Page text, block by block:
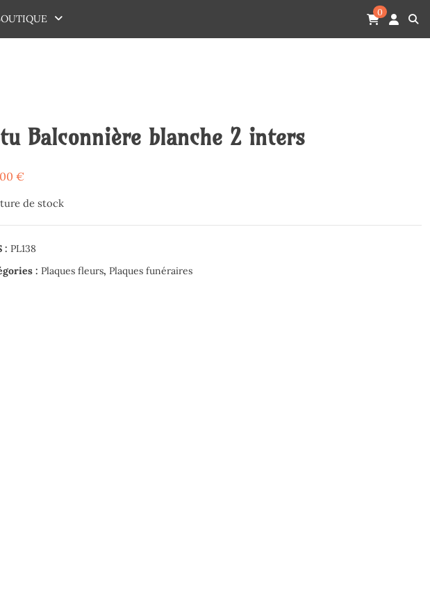
0
Balconnière blanche 2 inters
€
de stock
:PL138
:Plaques fleurs,Plaques funéraires